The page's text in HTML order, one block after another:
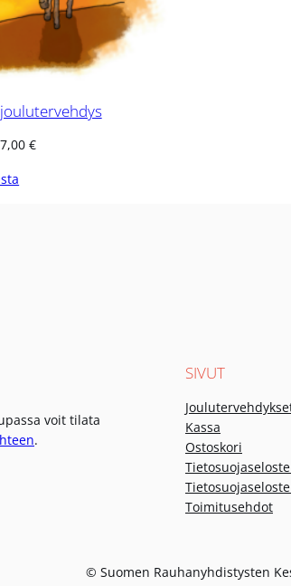
7,00 €
voit tilata
.
SIVUT
Kassa
Ostoskori
Toimitusehdot
© Suomen Rauhanyhdistysten